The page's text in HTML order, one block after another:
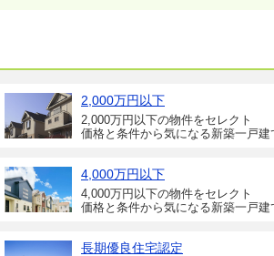
2,000万円以下
2,000万円以下の物件をセレクト
価格と条件から気になる新築一戸建
4,000万円以下
4,000万円以下の物件をセレクト
価格と条件から気になる新築一戸建
長期優良住宅認定